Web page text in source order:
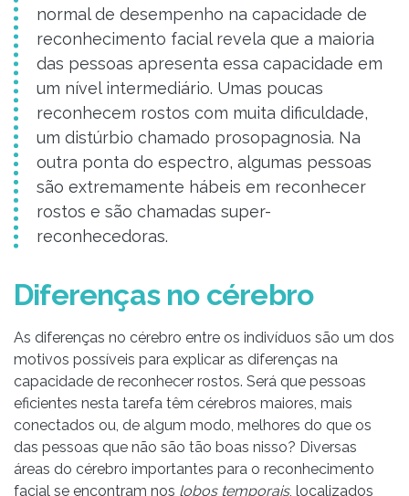
normal de desempenho na capacidade de
reconhecimento facial revela que a maioria
das pessoas apresenta essa capacidade em
um nível intermediário. Umas poucas
reconhecem rostos com muita dificuldade,
um distúrbio chamado prosopagnosia. Na
outra ponta do espectro, algumas pessoas
são extremamente hábeis em reconhecer
rostos e são chamadas super-
reconhecedoras.
Diferenças no cérebro
As diferenças no cérebro entre os indivíduos são um dos
motivos possíveis para explicar as diferenças na
capacidade de reconhecer rostos. Será que pessoas
eficientes nesta tarefa têm cérebros maiores, mais
conectados ou, de algum modo, melhores do que os
das pessoas que não são tão boas nisso? Diversas
áreas do cérebro importantes para o reconhecimento
facial se encontram nos lobos temporais, localizados